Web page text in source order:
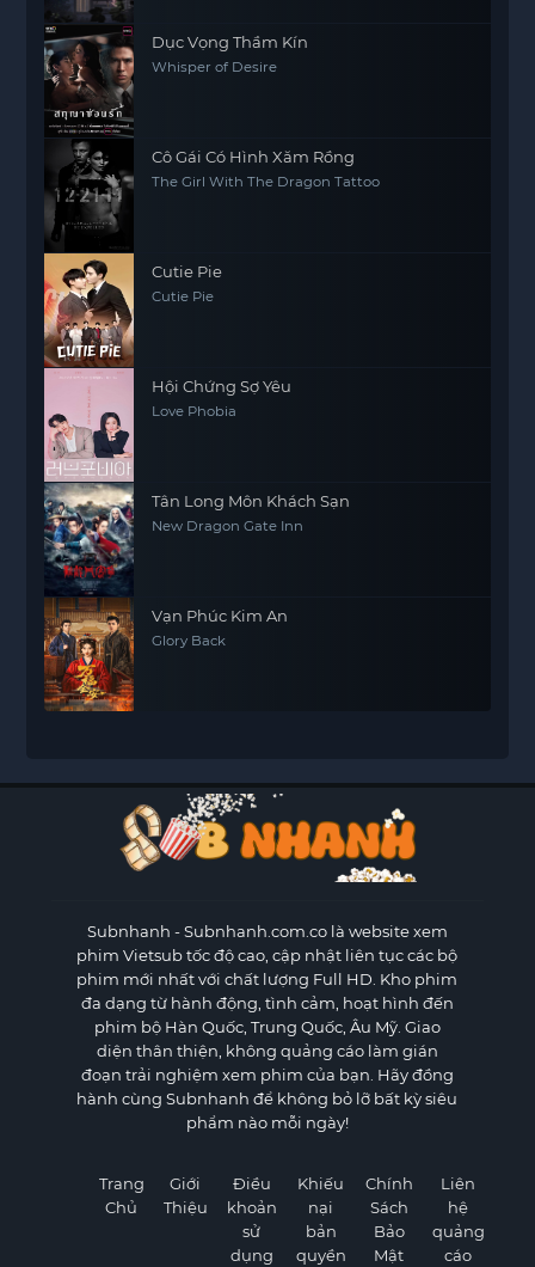
Dục Vọng Thầm Kín
Whisper of Desire
Cô Gái Có Hình Xăm Rồng
The Girl With The Dragon Tattoo
Cutie Pie
Cutie Pie
Hội Chứng Sợ Yêu
Love Phobia
Tân Long Môn Khách Sạn
New Dragon Gate Inn
Vạn Phúc Kim An
Glory Back
Subnhanh - Subnhanh.com.co là website xem
phim Vietsub tốc độ cao, cập nhật liên tục các bộ
phim mới nhất với chất lượng Full HD. Kho phim
đa dạng từ hành động, tình cảm, hoạt hình đến
phim bộ Hàn Quốc, Trung Quốc, Âu Mỹ. Giao
diện thân thiện, không quảng cáo làm gián
đoạn trải nghiệm xem phim của bạn. Hãy đồng
hành cùng Subnhanh để không bỏ lỡ bất kỳ siêu
phẩm nào mỗi ngày!
Trang
Chủ
Giới
Thiệu
Điều
khoản
sử
dụng
Khiếu
nại
bản
quyền
Chính
Sách
Bảo
Mật
Liên
hệ
quảng
cáo